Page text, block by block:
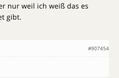
nur weil ich weiß das es
gibt.
#907454